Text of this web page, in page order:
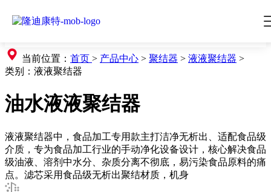
当前位置： 首页 > 产品中心 > 聚结器 > 液液聚结器 >
类别： 液液聚结器
油水液液聚结器
液液聚结器中，食品加工专用款主打洁净无析出、适配食品级
介质，专为食品加工行业的手动净化设备设计，核心解决食品
级油液、溶剂中水分、杂质分离不彻底，易污染食品原料的痛
点。滤芯采用食品级无析出聚结材质，机身